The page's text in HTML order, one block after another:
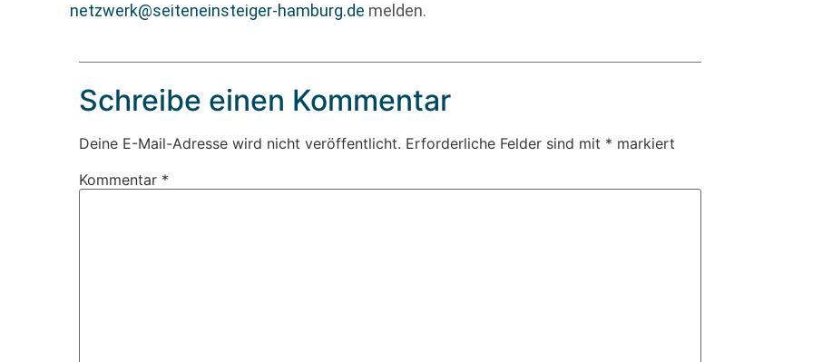
netzwerk@seiteneinsteiger-hamburg.de melden.
Schreibe einen Kommentar
Deine E-Mail-Adresse wird nicht veröffentlicht. Erforderliche Felder sind mit * markiert
Kommentar *